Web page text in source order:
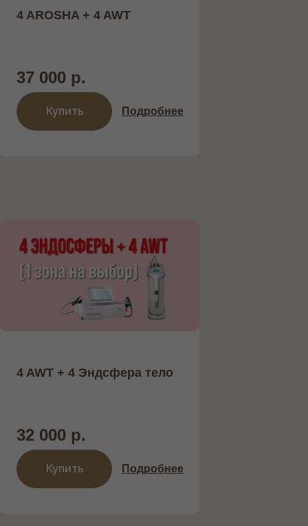
Подробнее
37 000 р.
4 AROSHA + 4 AWT
Купить
Подробнее
32 000 р.
4 AWT + 4 Эндсфера тело
Купить
ОБОРУДОВАНИЕ
Работаем только с проверенными и
надежными поставщиками